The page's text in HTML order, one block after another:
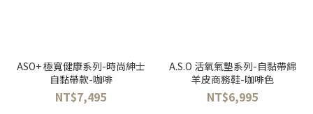
ASO+ 極寬健康系列-時尚紳士
自黏帶款-咖啡
NT$7,495
A.S.O 活氧氣墊系列-自黏帶綿
羊皮商務鞋-咖啡色
NT$6,995